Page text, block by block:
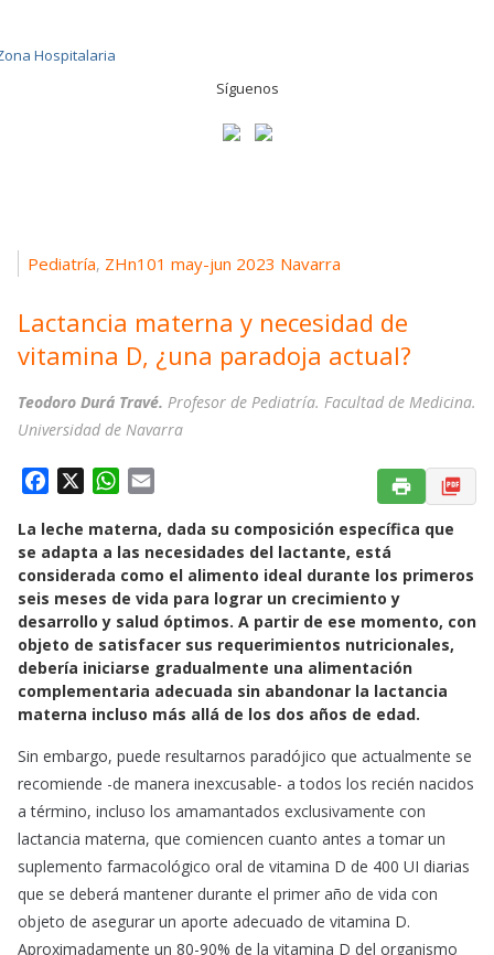
Síguenos
Pediatría, ZHn101 may-jun 2023 Navarra
Lactancia materna y necesidad de
vitamina D, ¿una paradoja actual?
Teodoro Durá Travé. Profesor de Pediatría. Facultad de Medicina.
Universidad de Navarra
c
e
b
o
o
k
W
a
t
s
A
p
p
a
i
l
La leche materna, dada su composición específica que
se adapta a las necesidades del lactante, está
considerada como el alimento ideal durante los primeros
seis meses de vida para lograr un crecimiento y
desarrollo y salud óptimos. A partir de ese momento, con
objeto de satisfacer sus requerimientos nutricionales,
debería iniciarse gradualmente una alimentación
complementaria adecuada sin abandonar la lactancia
materna incluso más allá de los dos años de edad.
Sin embargo, puede resultarnos paradójico que actualmente se
recomiende -de manera inexcusable- a todos los recién nacidos
a término, incluso los amamantados exclusivamente con
lactancia materna, que comiencen cuanto antes a tomar un
suplemento farmacológico oral de vitamina D de 400 UI diarias
que se deberá mantener durante el primer año de vida con
objeto de asegurar un aporte adecuado de vitamina D.
Aproximadamente un 80-90% de la vitamina D del organismo